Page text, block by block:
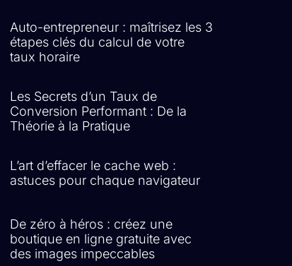
Auto-entrepreneur : maîtrisez les 3
étapes clés du calcul de votre
taux horaire
Les Secrets d’un Taux de
Conversion Performant : De la
Théorie à la Pratique
L’art d’effacer le cache web :
astuces pour chaque navigateur
De zéro à héros : créez une
boutique en ligne gratuite avec
des images impeccables